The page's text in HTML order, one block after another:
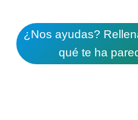
¿Nos ayudas?
qué te ha